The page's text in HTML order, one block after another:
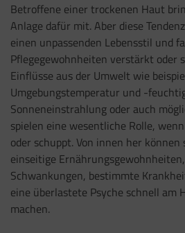
Betroffene einer trockenen Haut
Anlage dafür mit. Aber diese
einen unpassenden Lebensstil und
Pflegegewohnheiten verstärkt oder
Einflüsse aus der Umwelt wie
Umgebungstemperatur und -
Sonneneinstrahlung oder auch
spielen eine wesentliche Rolle,
oder schuppt. Von innen her
einseitige
Schwankungen, bestimmte
eine überlastete Psyche schnell am
machen.